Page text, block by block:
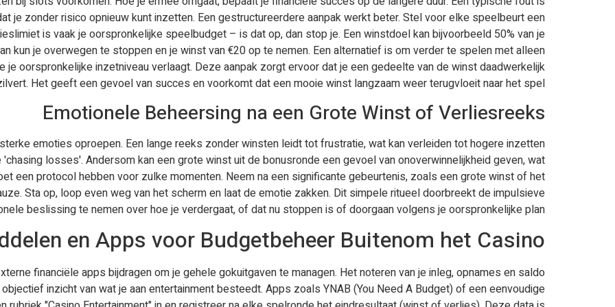
je zonder risico opnieuw kunt inzetten. Een gestructureerdere aanpak werkt beter. Stel voor elke speelbeurt een
is vaak je oorspronkelijke speelbudget – is dat op, dan stop je. Een winstdoel kan bijvoorbeeld 50% van je
kun je overwegen te stoppen en je winst van €20 op te nemen. Een alternatief is om verder te spelen met alleen
je oorspronkelijke inzetniveau verlaagt. Deze aanpak zorgt ervoor dat je een gedeelte van de winst daadwerkelijk
Het geeft een gevoel van succes en voorkomt dat een mooie winst langzaam weer terugvloeit naar het spel.
Emotionele Beheersing na een Grote Winst of Verliesreeks
emoties oproepen. Een lange reeks zonder winsten leidt tot frustratie, wat kan verleiden tot hogere inzetten
losses'. Andersom kan een grote winst uit de bonusronde een gevoel van onoverwinnelijkheid geven, wat
een protocol hebben voor zulke momenten. Neem na een significante gebeurtenis, zoals een grote winst of het
Sta op, loop even weg van het scherm en laat de emotie zakken. Dit simpele ritueel doorbreekt de impulsieve
beslissing te nemen over hoe je verdergaat, of dat nu stoppen is of doorgaan volgens je oorspronkelijke plan.
en Apps voor Budgetbeheer Buitenom het Casino
financiële apps bijdragen om je gehele gokuitgaven te managen. Het noteren van je inleg, opnames en saldo
inzicht van wat je aan entertainment besteedt. Apps zoals YNAB (You Need A Budget) of een eenvoudige